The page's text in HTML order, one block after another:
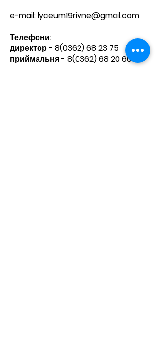
e-mail:lyceum19rivne@gmail.com
Телефони:​
директор - 8(0362) 68 23 75
приймальня - 8(0362) 68 20 60